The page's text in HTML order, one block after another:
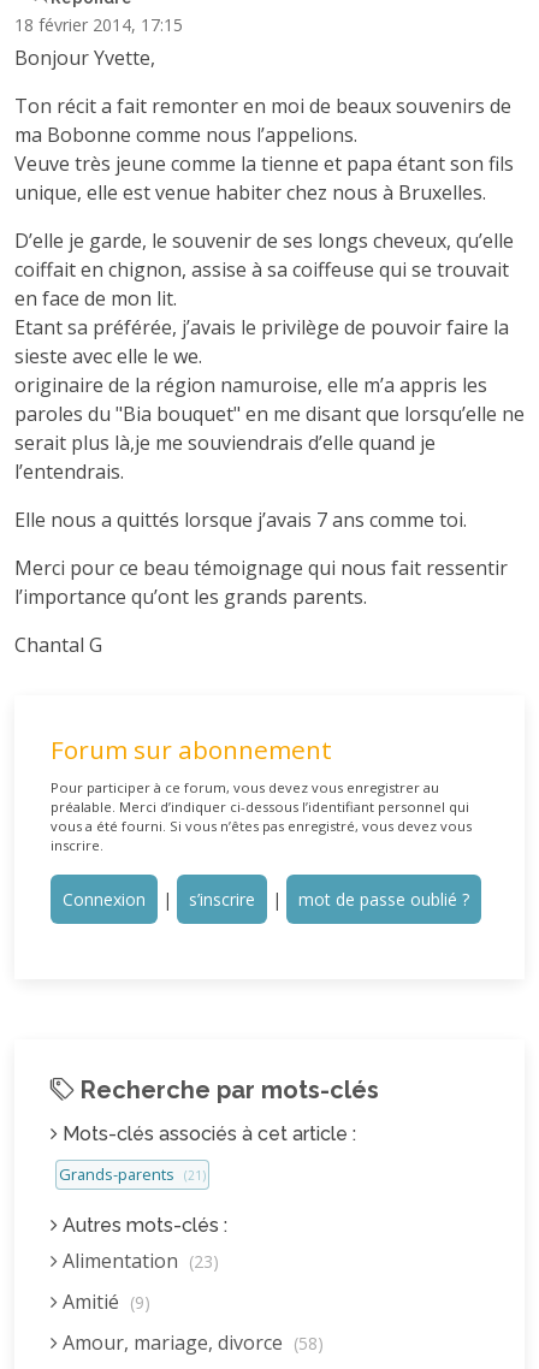
18 février 2014, 17:15
Bonjour Yvette,
Ton récit a fait remonter en moi de beaux souvenirs de
ma Bobonne comme nous l’appelions.
Veuve très jeune comme la tienne et papa étant son fils
unique, elle est venue habiter chez nous à Bruxelles.
D’elle je garde, le souvenir de ses longs cheveux, qu’elle
coiffait en chignon, assise à sa coiffeuse qui se trouvait
en face de mon lit.
Etant sa préférée, j’avais le privilège de pouvoir faire la
sieste avec elle le we.
originaire de la région namuroise, elle m’a appris les
paroles du "Bia bouquet" en me disant que lorsqu’elle ne
serait plus là,je me souviendrais d’elle quand je
l’entendrais.
Elle nous a quittés lorsque j’avais 7 ans comme toi.
Merci pour ce beau témoignage qui nous fait ressentir
l’importance qu’ont les grands parents.
Chantal G
Forum sur abonnement
Pour participer à ce forum, vous devez vous enregistrer au
préalable. Merci d’indiquer ci-dessous l’identifiant personnel qui
vous a été fourni. Si vous n’êtes pas enregistré, vous devez vous
inscrire.
Connexion | s’inscrire | mot de passe oublié ?
Recherche par mots-clés
Mots-clés associés à cet article :
Grands-parents (21)
Autres mots-clés :
Alimentation (23)
Amitié (9)
Amour, mariage, divorce (58)